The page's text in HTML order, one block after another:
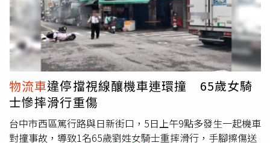
術、包括設廠，至少三年跑不掉，但過了三年，技術可能又
要跨入下一個世代，像是半固態、固態電池，「所以這個空
檔時期，我們想把台灣當成基地，其他國家有需求的話，我
們可以供應。」台塑新智能的下個目標就是研發固態電池與
回收採礦。（圖／陳曼儂攝）這個廠與明志科大綠能電池研
究中心共同完成「全固態鋰電池試量產線」，目標希望在
2027年6月前完成量產準備。 業內人士跟CTWANT記者表
示，目前液態鋰電池的技術已經很成熟，只要有設備就能生
產，但固態電池就完全不同，需要去重新設計流程，目前世
界大廠都還沒走到良率穩定的量產路線，但「固態電池這條
物流車違停擋視線釀機車連環撞 65歲女騎
士慘摔滑行重傷
台中市西區篤行路與日新街口，5日上午9點多發生一起機車
對撞事故，導致1名65歲劉姓女騎士重摔滑行，手腳擦傷送